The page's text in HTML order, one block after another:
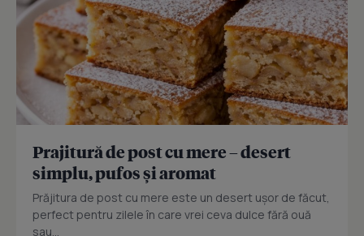
Prajitură de post cu mere – desert
simplu, pufos și aromat
Prăjitura de post cu mere este un desert ușor de făcut,
perfect pentru zilele în care vrei ceva dulce fără ouă
sau...